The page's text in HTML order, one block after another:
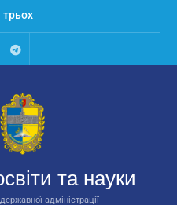
трьох
Talegram
та науки
адміністрації